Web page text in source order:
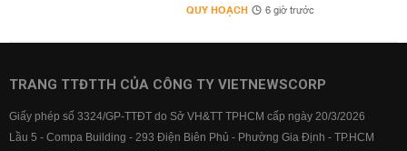
QUY HOẠCH 6 giờ trước
TRANG TTĐTTH CỦA CÔNG TY VIETNEWSCORP
Giấy phép số 3324/GP-TTĐT do Sở VH&TT TPHCM cấp ngày 20/3/2026
Lầu 5 - Compa Building - 293 Điện Biên Phủ - Phường Gia Định - TP.HCM